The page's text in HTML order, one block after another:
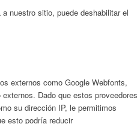
nuestro sitio, puede deshabilitar el
externos como Google Webfonts,
Dado que estos proveedores
su dirección IP, le permitimos
esto podría reducir